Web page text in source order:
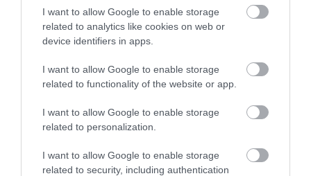
I want to allow Google to enable storage
related to analytics like cookies on web or
device identifiers in apps.
I want to allow Google to enable storage
related to functionality of the website or app.
I want to allow Google to enable storage
related to personalization.
I want to allow Google to enable storage
related to security, including authentication
που τον περιβάλλει. Κι όταν περισσεύουν τα
φρούτα;Tότε γίνονται σπιτικές
κουταλιού.
Με πληροφορίες από visitgreece.gr
Ακολουθήστε τοfoodlife.gr στο Google